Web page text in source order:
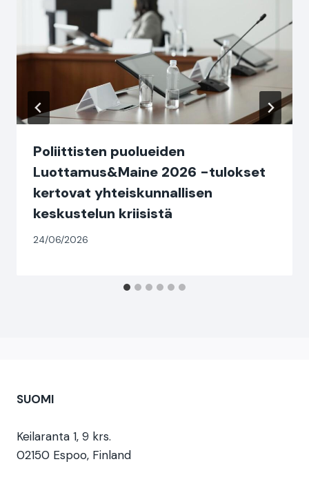
Poliittisten puolueiden
Luottamus&Maine 2026 -tulokset
kertovat yhteiskunnallisen
keskustelun kriisistä
24/06/2026
SUOMI
Keilaranta 1, 9 krs.
02150 Espoo, Finland